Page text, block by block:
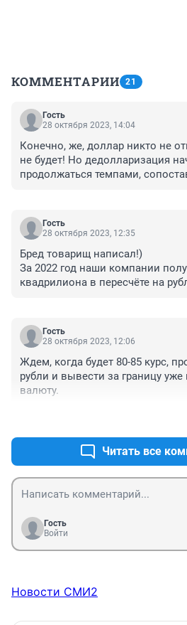
КОММЕНТАРИИ 21
Гость
28 октября 2023, 14:04
Конечно, же, доллар никто не
не будет! Но дедолларизация
продолжаться темпами,
грамотность населения России
Гость
28 октября 2023, 12:35
Бред товарищ написал!)
За 2022 год наши компании
квадрилиона в пересчёте на
Эта прибыль в руках дюжины
около 10трилинов получается)))
рубль дороже доллара)!
Если по 100держат значит, так
Но поверьте ни кто рубль
Гость
28 октября 2023, 12:06
Ждем, когда будет 80-85 курс,
рубли и вывести за границу
валюту.
Читать все
Гость
Войти
Новости СМИ2